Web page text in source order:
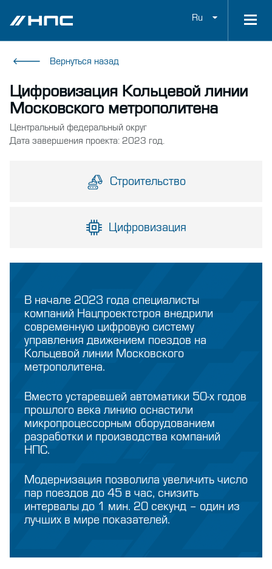
Ru
Вернуться назад
Цифровизация Кольцевой линии
Московского метрополитена
Центральный федеральный округ
Дата завершения проекта: 2023 год.
Строительство
Цифровизация
В начале 2023 года специалисты
компаний Нацпроектстроя внедрили
современную цифровую систему
управления движением поездов на
Кольцевой линии Московского
метрополитена.
Вместо устаревшей автоматики 50-х годов
прошлого века линию оснастили
микропроцессорным оборудованием
разработки и производства компаний
НПС.
Модернизация позволила увеличить число
пар поездов до 45 в час, снизить
интервалы до 1 мин. 20 секунд – один из
лучших в мире показателей.